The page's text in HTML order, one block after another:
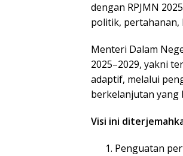
dengan RPJMN
politik, pertahanan,
Menteri Dalam
2025–2029, yakni
adaptif, melalui
berkelanjutan yang
Visi ini
Penguatan